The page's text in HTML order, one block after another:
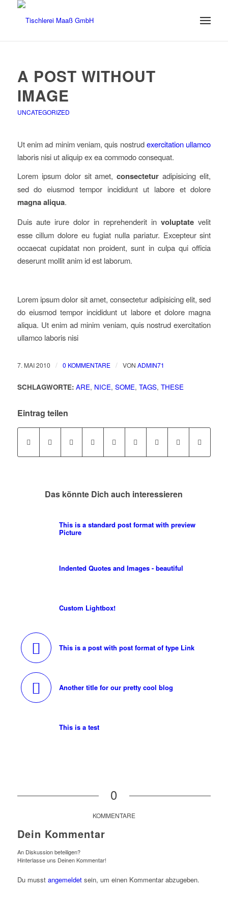
A POST WITHOUT
IMAGE
UNCATEGORIZED
Ut enim ad minim veniam, quis nostrudexercitation ullamco
laboris nisi ut aliquip ex ea commodo consequat.
Lorem ipsum dolor sit amet,consectetur adipisicing elit,
sed do eiusmod tempor incididunt ut labore et dolore
magna aliqua.
Duis aute irure dolor in reprehenderit involuptate velit
esse cillum dolore eu fugiat nulla pariatur. Excepteur sint
occaecat cupidatat non proident, sunt in culpa qui officia
deserunt mollit anim id est laborum.
Lorem ipsum dolor sit amet, consectetur adipisicing elit, sed
do eiusmod tempor incididunt ut labore et dolore magna
aliqua. Ut enim ad minim veniam, quis nostrud exercitation
ullamco laboris nisi
7. MAI 2010 / 0 KOMMENTARE / VON ADMIN71
SCHLAGWORTE: ARE, NICE, SOME, TAGS, THESE
Eintrag teilen
Das könnte Dich auch interessieren
This is a standard post format with preview
Picture
Indented Quotes and Images - beautiful
Custom Lightbox!
This is a post with post format of type Link
Another title for our pretty cool blog
This is a test
0
KOMMENTARE
Dein Kommentar
An Diskussion beteiligen?
Hinterlasse uns Deinen Kommentar!
Du musst angemeldetsein, um einen Kommentar abzugeben.